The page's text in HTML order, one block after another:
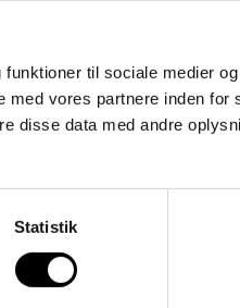
til sociale medier
vores partnere inden for
disse data med andre
Statistik